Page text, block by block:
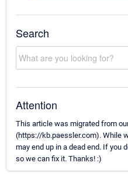
Search
Attention
This article was migrated from
(https://kb.paessler.com). While
may end up in a dead end. If you
so we can fix it. Thanks! :)